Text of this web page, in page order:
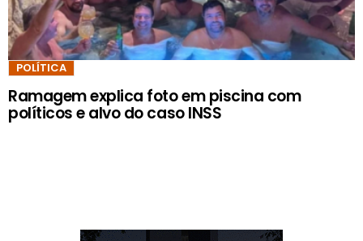
POLÍTICA
Ramagem explica foto em piscina com
políticos e alvo do caso INSS